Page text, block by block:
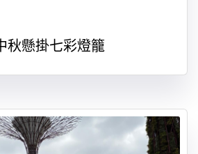
秋懸掛七彩燈籠